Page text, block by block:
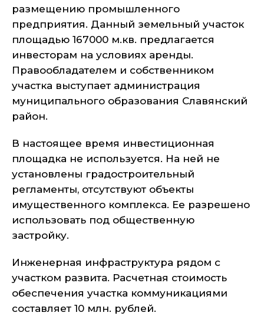
размещению промышленного
предприятия. Данный земельный участок
площадью 167000 м.кв. предлагается
инвесторам на условиях аренды.
Правообладателем и собственником
участка выступает администрация
муниципального образования Славянский
район.
В настоящее время инвестиционная
площадка не используется. На ней не
установлены градостроительный
регламенты, отсутствуют объекты
имущественного комплекса. Ее разрешено
использовать под общественную
застройку.
Инженерная инфраструктура рядом с
участком развита. Расчетная стоимость
обеспечения участка коммуникациями
составляет 10 млн. рублей.